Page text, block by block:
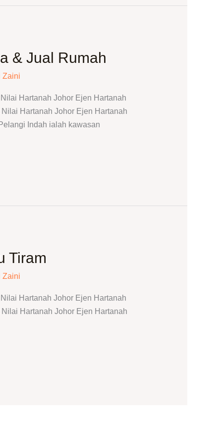
& Jual Rumah
Zaini
Hartanah Johor Ejen Hartanah
Hartanah Johor Ejen Hartanah
Indah ialah kawasan
Tiram
Zaini
Hartanah Johor Ejen Hartanah
Hartanah Johor Ejen Hartanah